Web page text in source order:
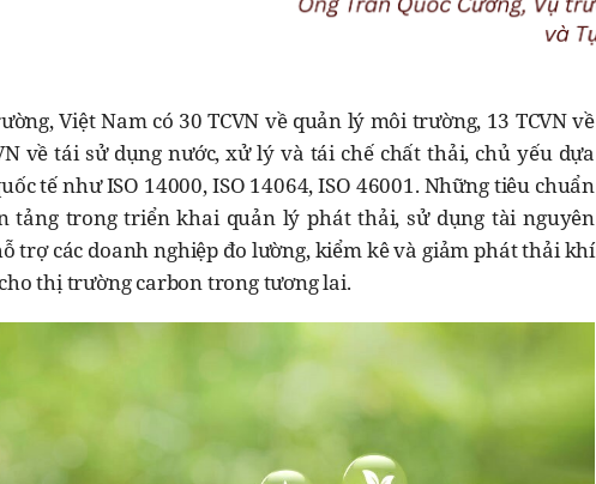
Việt Nam có 30 TCVN về quản lý môi trường, 13 TCVN về
về tái sử dụng nước, xử lý và tái chế chất thải, chủ yếu dựa
tế như ISO 14000, ISO 14064, ISO 46001. Những tiêu chuẩn
tảng trong triển khai quản lý phát thải, sử dụng tài nguyên
trợ các doanh nghiệp đo lường, kiểm kê và giảm phát thải khí
thị trường carbon trong tương lai.